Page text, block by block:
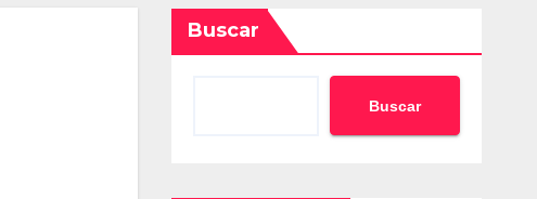
Buscar
Buscar